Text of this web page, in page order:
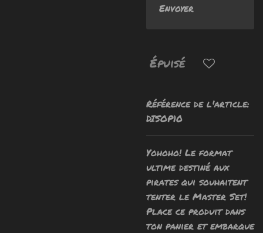
Envoyer
Épuisé
Référence de l'article:
DISOP10
Yohoho! Le format
ultime destiné aux
pirates qui souhaitent
tenter le Master Set!
Place ce produit dans
ton panier et embarque